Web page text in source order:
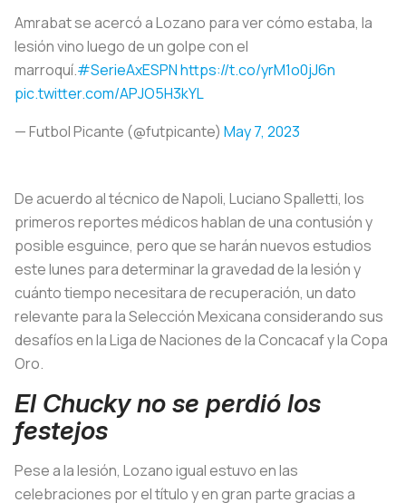
Amrabat se acercó a Lozano para ver cómo estaba, la
lesión vino luego de un golpe con el
marroquí.#SerieAxESPNhttps://t.co/yrM1o0jJ6n
pic.twitter.com/APJO5H3kYL
— Futbol Picante (@futpicante) May 7, 2023
De acuerdo al técnico de Napoli, Luciano Spalletti, los
primeros reportes médicos hablan de una contusión y
posible esguince, pero que se harán nuevos estudios
este lunes para determinar la gravedad de la lesión y
cuánto tiempo necesitara de recuperación, un dato
relevante para la Selección Mexicana considerando sus
desafíos en la Liga de Naciones de la Concacaf y la Copa
Oro.
El Chucky no se perdió los
festejos
Pese a la lesión, Lozano igual estuvo en las
celebraciones por el título y en gran parte gracias a